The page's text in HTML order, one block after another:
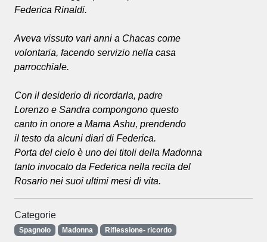
Federica Rinaldi.
Aveva vissuto vari anni a Chacas come
volontaria, facendo servizio nella casa
parrocchiale.
Con il desiderio di ricordarla, padre
Lorenzo e Sandra compongono questo
canto in onore a Mama Ashu, prendendo
il testo da alcuni diari di Federica.
Porta del cielo è uno dei titoli della Madonna
tanto invocato da Federica nella recita del
Rosario nei suoi ultimi mesi di vita.
Categorie
Spagnolo Madonna Riflessione- ricordo